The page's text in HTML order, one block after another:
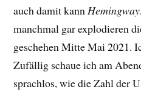
auch damit kann
manchmal gar explodieren
geschehen Mitte Mai 2021.
Zufällig schaue ich am
sprachlos, wie die Zahl der